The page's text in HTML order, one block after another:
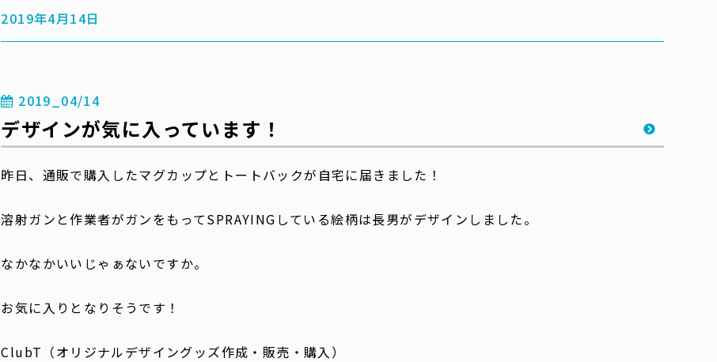
2019年4月14日
2019_04/14
デザインが気に入っています！
昨日、通販で購入したマグカップとトートバックが自宅に届きました！
溶射ガンと作業者がガンをもってSPRAYINGしている絵柄は長男がデザインしました。
なかなかいいじゃぁないですか。
お気に入りとなりそうです！
ClubT（オリジナルデザイングッズ作成・販売・購入）